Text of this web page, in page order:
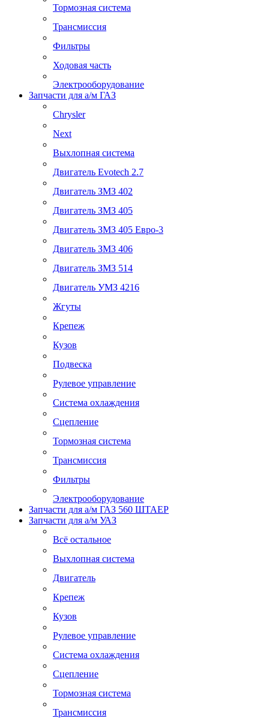
Тормозная система
Трансмиссия
Фильтры
Ходовая часть
Электрооборудование
Запчасти для а/м ГАЗ
Chrysler
Next
Выхлопная система
Двигатель Evotech 2.7
Двигатель ЗМЗ 402
Двигатель ЗМЗ 405
Двигатель ЗМЗ 405 Евро-3
Двигатель ЗМЗ 406
Двигатель ЗМЗ 514
Двигатель УМЗ 4216
Жгуты
Крепеж
Кузов
Подвеска
Рулевое управление
Система охлаждения
Сцепление
Тормозная система
Трансмиссия
Фильтры
Электрооборудование
Запчасти для а/м ГАЗ 560 ШТАЕР
Запчасти для а/м УАЗ
Всё остальное
Выхлопная система
Двигатель
Крепеж
Кузов
Рулевое управление
Система охлаждения
Сцепление
Тормозная система
Трансмиссия